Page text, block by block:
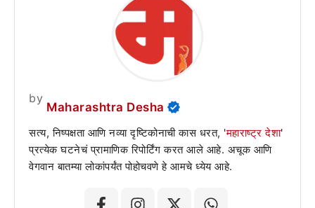
by
Maharashtra Desha
सत्य, निष्पक्षता आणि नव्या दृष्टिकोनाची कास धरत, 'महाराष्ट्र देशा'
प्रत्येक घटनेचं प्रामाणिक रिपोर्टिंग करत आले आहे. अचूक आणि
वेगवान बातम्या लोकांपर्यंत पोहोचवणे हे आमचे ध्येय आहे.